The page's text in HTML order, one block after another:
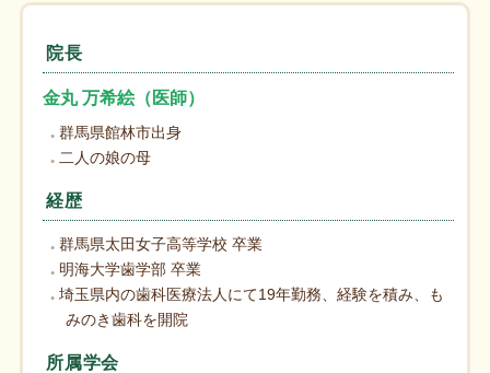
院長
金丸 万希絵（医師）
群馬県館林市出身
二人の娘の母
経歴
群馬県太田女子高等学校 卒業
明海大学歯学部 卒業
埼玉県内の歯科医療法人にて19年勤務、経験を積み、も
みのき歯科を開院
所属学会